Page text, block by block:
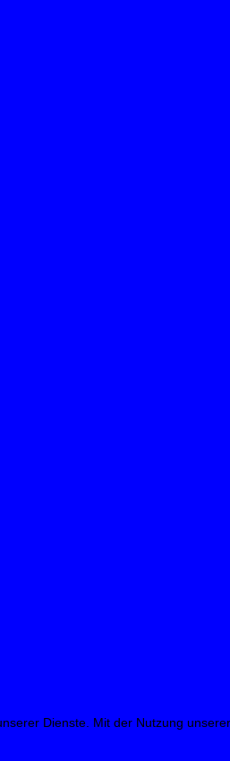
Dienste. Mit der Nutzung